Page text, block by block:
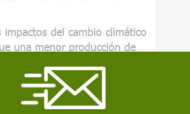
del cambio climático
una menor producción de
parecer triviales. Pero la
y el hecho de quepueda
de un día caluroso
insulto al agravio”,